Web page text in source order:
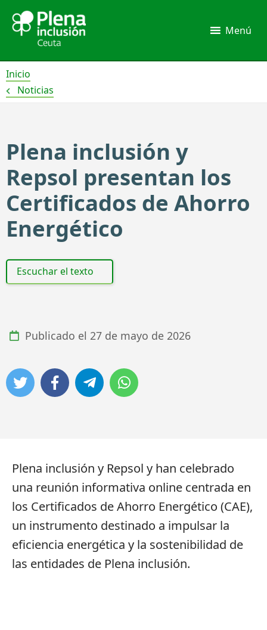
contenido
Menú
Inicio
Noticias
Plena inclusión y
Repsol presentan los
Certificados de Ahorro
Energético
Escuchar el texto
Publicado el 27 de mayo de 2026
Plena inclusión y Repsol y han celebrado
una reunión informativa online centrada en
los Certificados de Ahorro Energético (CAE),
un instrumento destinado a impulsar la
eficiencia energética y la sostenibilidad de
las entidades de Plena inclusión.